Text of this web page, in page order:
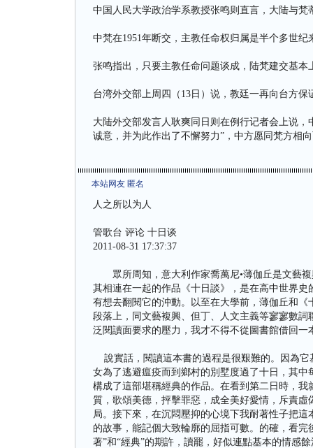
中国人民大学政治学系教授张鸣则直言，大陆与梵
中梵在1951年断交，主教任命权归属是半个多世
张鸣指出，只要主教任命问题谈成，陆梵建交基本
台湾外交部上周四（13日）说，教廷一再向台方
大陆外交部发言人耿爽同日则在例行记者会上说
诚意，并为此作出了不懈努力”，中方愿同梵方相
本站网友 匿名
人之所以为人
管歌台 评论 十日谈
2011-08-31 17:37:37
眾所周知，意大利作家喬萬尼•薄伽丘是文藝複
其相連在一起的作品《十日談》，是在高中世界
有想去翻閱它的沖動。以至在大學前，薄伽丘和
段落上，同文藝複興、但丁、人文主義等寥寥數
泛閱讀面要求的壓力，我才不得不從圖書館借回
說實話，閱讀這本書的過程是很艱難的。因為它
女為了逃避瘟疫而到鄉村的別墅度過了十日，其
構成了這部堪稱經典的作品。在看到第二日時，
質，歌頌美德，抨擊罪惡，成全美好愛情，斥責
局。接下來，在沉悶壓抑的心境下我耐著性子把
的故事，能記個大致輪廓的屈指可數。的確，看
著”和“經典”的期許，讀罷，好似連點基本的情感